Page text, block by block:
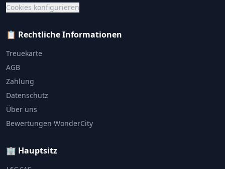
Cookies konfigurieren
📋 Rechtliche Informationen
Treuekarte
AGB
Zahlung
Datenschutz
Über uns
Bewertungen WonderCity
🏢 Hauptsitz